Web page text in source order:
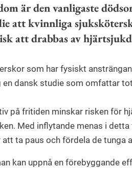
är den vanligaste
att kvinnliga
att drabbas av
som har fysiskt
en dansk studie som omfattar
på fritiden minskar risken för
Med inflytande menas i
ta paus och fördela de tunga
kan uppnå en förebyggande